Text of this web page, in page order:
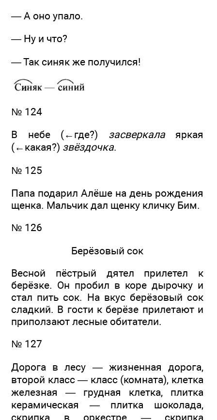
— А оно упало.
— Ну и что?
— Так синяк же получился!
№ 124
В небе (←где?) засверкалаяркая
(←какая?) звёздочка.
№ 125
Папа подарил Алёше на день рождения
щенка. Мальчик дал щенку кличку Бим.
№ 126
Берёзовый сок
Весной пёстрый дятел прилетел к
берёзке. Он пробил в коре дырочку и
стал пить сок. На вкус берёзовый сок
сладкий. В гости к берёзе прилетают и
приползают лесные обитатели.
№ 127
Дорога в лесу — жизненная дорога,
второй класс — класс (комната), клетка
железная — грудная клетка, плитка
керамическая — плитка шоколада,
скрипка в оркестре — скрипка